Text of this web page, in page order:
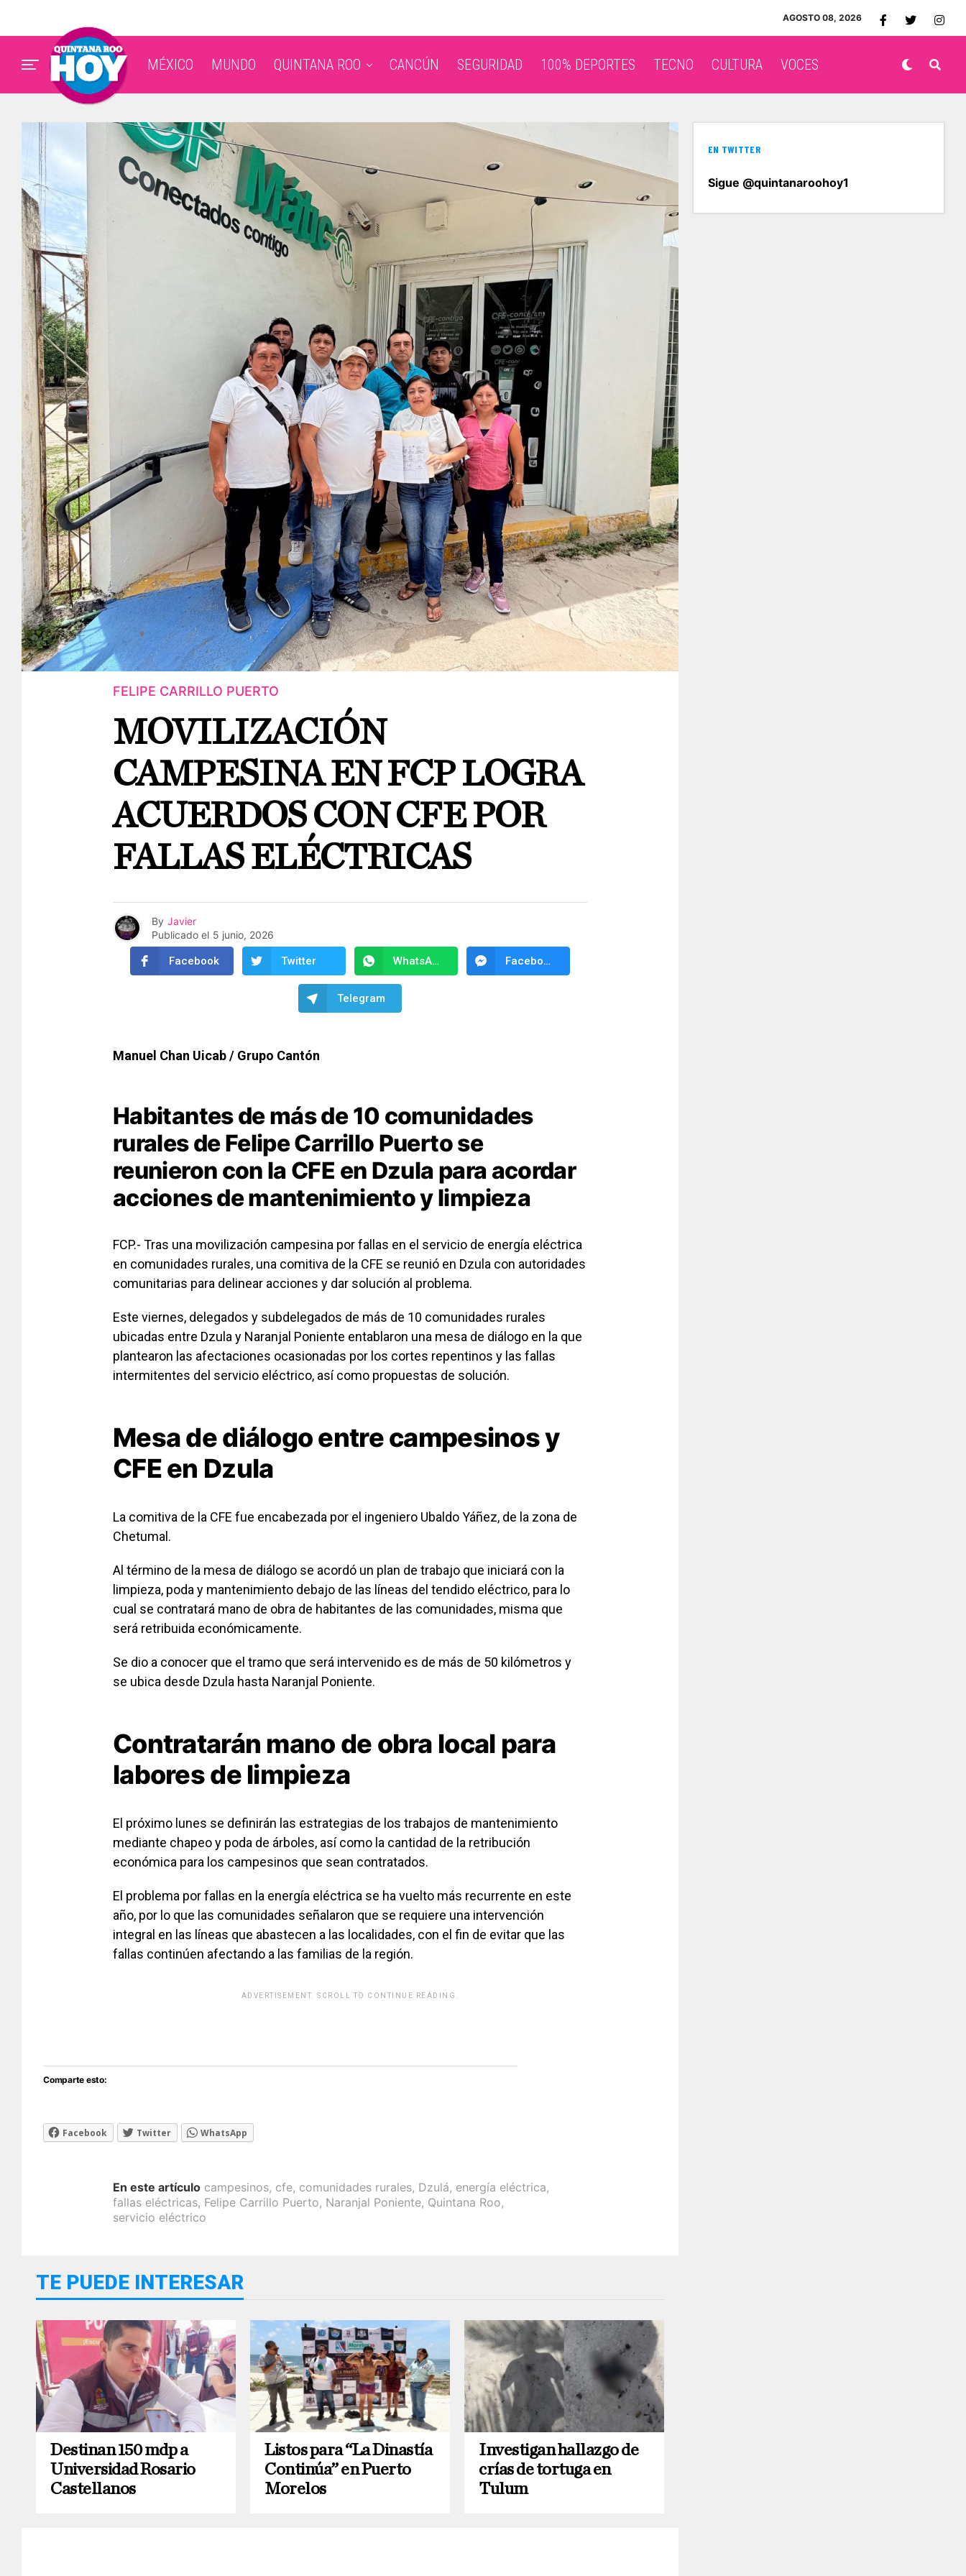
AGOSTO 08, 2026
MÉXICO MUNDO QUINTANA ROO CANCÚN SEGURIDAD 100% DEPORTES TECNO CULTURA VOCES
FELIPE CARRILLO PUERTO
MOVILIZACIÓN
CAMPESINA EN FCP LOGRA
ACUERDOS CON CFE POR
FALLAS ELÉCTRICAS
By Javier
Publicado el 5 junio, 2026
Facebook Twitter WhatsApp Facebook Messenger
Telegram
Manuel Chan Uicab / Grupo Cantón
Habitantes de más de 10 comunidades
rurales de Felipe Carrillo Puerto se
reunieron con la CFE en Dzula para acordar
acciones de mantenimiento y limpieza
FCP.- Tras una movilización campesina por fallas en el servicio de energía eléctrica
en comunidades rurales, una comitiva de la CFE se reunió en Dzula con autoridades
comunitarias para delinear acciones y dar solución al problema.
Este viernes, delegados y subdelegados de más de 10 comunidades rurales
ubicadas entre Dzula y Naranjal Poniente entablaron una mesa de diálogo en la que
plantearon las afectaciones ocasionadas por los cortes repentinos y las fallas
intermitentes del servicio eléctrico, así como propuestas de solución.
Mesa de diálogo entre campesinos y
CFE en Dzula
La comitiva de la CFE fue encabezada por el ingeniero Ubaldo Yáñez, de la zona de
Chetumal.
Al término de la mesa de diálogo se acordó un plan de trabajo que iniciará con la
limpieza, poda y mantenimiento debajo de las líneas del tendido eléctrico, para lo
cual se contratará mano de obra de habitantes de las comunidades, misma que
será retribuida económicamente.
Se dio a conocer que el tramo que será intervenido es de más de 50 kilómetros y
se ubica desde Dzula hasta Naranjal Poniente.
Contratarán mano de obra local para
labores de limpieza
El próximo lunes se definirán las estrategias de los trabajos de mantenimiento
mediante chapeo y poda de árboles, así como la cantidad de la retribución
económica para los campesinos que sean contratados.
El problema por fallas en la energía eléctrica se ha vuelto más recurrente en este
año, por lo que las comunidades señalaron que se requiere una intervención
integral en las líneas que abastecen a las localidades, con el fin de evitar que las
fallas continúen afectando a las familias de la región.
ADVERTISEMENT. SCROLL TO CONTINUE READING.
Comparte esto:
Facebook Twitter WhatsApp
En este artículo campesinos, cfe, comunidades rurales, Dzulá, energía eléctrica,
fallas eléctricas, Felipe Carrillo Puerto, Naranjal Poniente, Quintana Roo,
servicio eléctrico
TE PUEDE INTERESAR
Destinan 150 mdp a
Universidad Rosario
Castellanos
Listos para “La Dinastía
Continúa” en Puerto
Morelos
Investigan hallazgo de
crías de tortuga en
Tulum
EN TWITTER
Sigue @quintanaroohoy1